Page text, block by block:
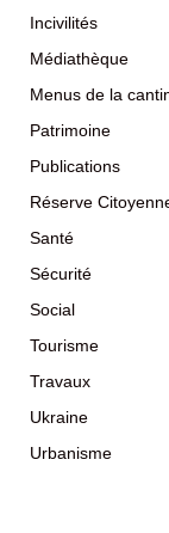
Incivilités
Médiathèque
Menus de la
Patrimoine
Publications
Réserve
Santé
Sécurité
Social
Tourisme
Travaux
Ukraine
Urbanisme